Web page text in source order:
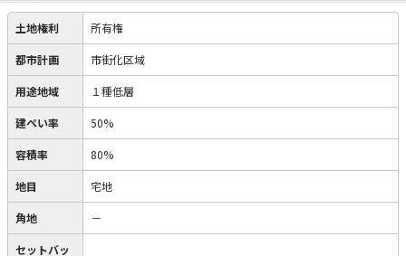
土地権利 所有権
都市計画 市街化区域
用途地域 １種低層
建ぺい率 50%
容積率 80%
地目 宅地
角地 －
セットバッ